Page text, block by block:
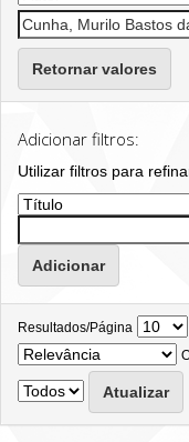
Retornar valores
Adicionar filtros:
Utilizar filtros para
Resultados/Página